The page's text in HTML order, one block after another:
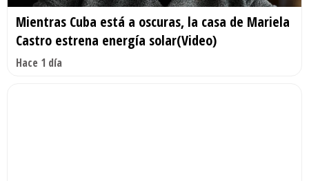
Mientras Cuba está a oscuras, la casa de Mariela
Castro estrena energía solar(Video)
Hace 1 día